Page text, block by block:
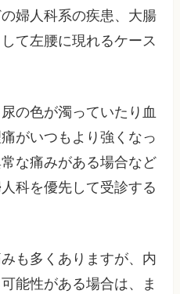
婦人科系の疾患、大腸
て左腰に現れるケース
の色が濁っていたり血
がいつもより強くなっ
な痛みがある場合など
科を優先して受診する
も多くありますが、内
能性がある場合は、ま